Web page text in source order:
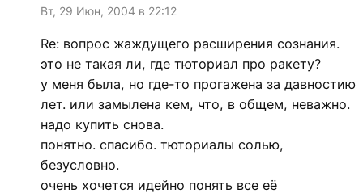
Вт, 29 Июн, 2004 в 22:12
Re: вопрос жаждущего расширения сознания.
это не такая ли, где тюториал про ракету?
у меня была, но где-то прогажена за давностию
лет. или замылена кем, что, в общем, неважно.
надо купить снова.
понятно. спасибо. тюториалы солью,
безусловно.
очень хочется идейно понять все её